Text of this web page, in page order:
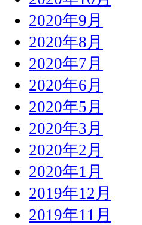
2020年9月
2020年8月
2020年7月
2020年6月
2020年5月
2020年3月
2020年2月
2020年1月
2019年12月
2019年11月